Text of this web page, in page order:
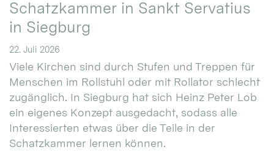
Schatzkammer in Sankt Servatius
in Siegburg
22. Juli 2026
Viele Kirchen sind durch Stufen und Treppen für
Menschen im Rollstuhl oder mit Rollator schlecht
zugänglich. In Siegburg hat sich Heinz Peter Lob
ein eigenes Konzept ausgedacht, sodass alle
Interessierten etwas über die Teile in der
Schatzkammer lernen können.